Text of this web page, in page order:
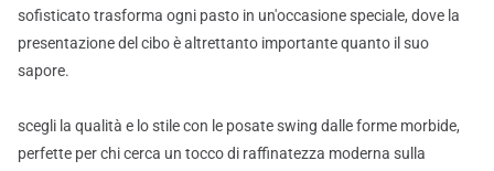
sofisticato trasforma ogni pasto in un'occasione speciale, dove la
presentazione del cibo è altrettanto importante quanto il suo
sapore.
scegli la qualità e lo stile con le posate swing dalle forme morbide,
perfette per chi cerca un tocco di raffinatezza moderna sulla